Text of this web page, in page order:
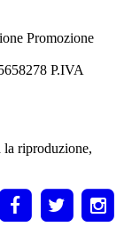
Promozione
P.IVA
riproduzione,